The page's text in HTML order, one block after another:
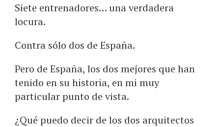
Siete entrenadores… una verdadera
locura.
Contra sólo dos de España.
Pero de España, los dos mejores que han
tenido en su historia, en mi muy
particular punto de vista.
¿Qué puedo decir de los dos arquitectos